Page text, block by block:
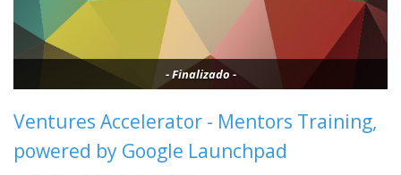
- Finalizado -
Ventures Accelerator - Mentors Training,
powered by Google Launchpad